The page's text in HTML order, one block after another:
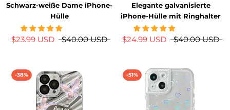
Schwarz-weiße Dame iPhone-
Hülle
$23.99 USD $40.00 USD
Elegante galvanisierte
iPhone-Hülle mit Ringhalter
$24.99 USD $40.00 USD
-38% -51%